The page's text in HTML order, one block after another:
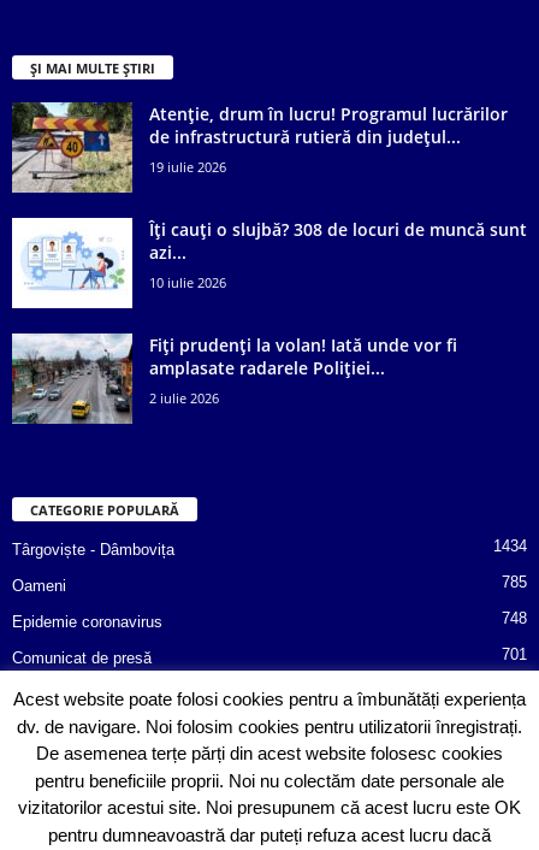
ȘI MAI MULTE ȘTIRI
Atenție, drum în lucru! Programul lucrărilor
de infrastructură rutieră din județul...
19 iulie 2026
Îți cauți o slujbă? 308 de locuri de muncă sunt
azi...
10 iulie 2026
Fiți prudenți la volan! Iată unde vor fi
amplasate radarele Poliției...
2 iulie 2026
CATEGORIE POPULARĂ
Târgoviște - Dâmbovița 1434
Oameni 785
Epidemie coronavirus 748
Comunicat de presă 701
Afaceri 487
Poliția informează! 366
Consiliul Județean Dâmbovița
Acest website poate folosi cookies pentru a îmbunătăți experiența
dv. de navigare. Noi folosim cookies pentru utilizatorii înregistrați.
De asemenea terțe părți din acest website folosesc cookies
pentru beneficiile proprii. Noi nu colectăm date personale ale
vizitatorilor acestui site. Noi presupunem că acest lucru este OK
pentru dumneavoastră dar puteți refuza acest lucru dacă